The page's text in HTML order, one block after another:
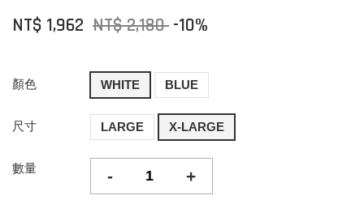
NT$ 1,962 NT$ 2,180 -10%
顏色 WHITE BLUE
尺寸 LARGE X-LARGE
數量 - +